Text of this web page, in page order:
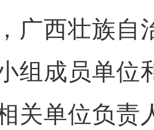
广西壮族自
组成员单位
关单位负责